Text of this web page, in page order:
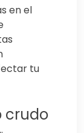
en el
tu
crudo